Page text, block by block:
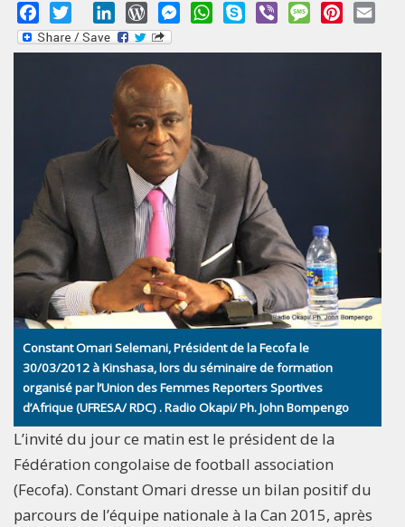
Facebook
Twitter LinkedInWordPressMessengerWhatsApp
Skype Viber MessagePinterest
Constant Omari Selemani, Président de la Fecofa le
30/03/2012 à Kinshasa, lors du séminaire de formation
organisé par l’Union des Femmes Reporters Sportives
d’Afrique (UFRESA/ RDC) . Radio Okapi/ Ph. John Bompengo
L’invité du jour ce matin est le président de la
Fédération congolaise de football association
(Fecofa). Constant Omari dresse un bilan positif du
parcours de l’équipe nationale à la Can 2015, après